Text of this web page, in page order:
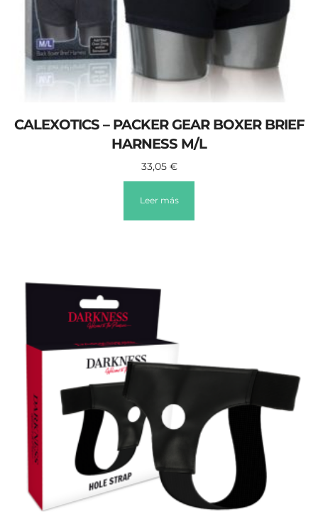
CALEXOTICS – PACKER GEAR BOXER BRIEF
HARNESS M/L
33,05 €
Leer más